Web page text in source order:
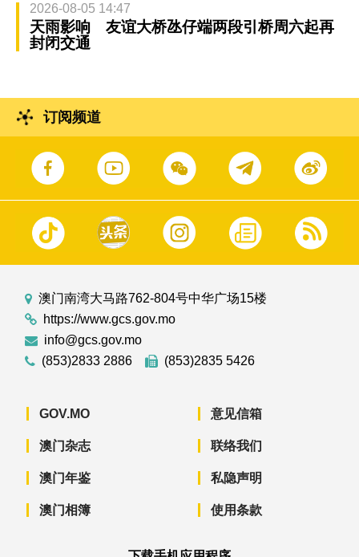
2026-08-05 14:47
天雨影响 友谊大桥氹仔端两段引桥周六起再
封闭交通
订阅频道
澳门南湾大马路762-804号中华广场15楼
https://www.gcs.gov.mo
info@gcs.gov.mo
(853)2833 2886
(853)2835 5426
GOV.MO
澳门杂志
澳门年鉴
澳门相簿
意见信箱
联络我们
私隐声明
使用条款